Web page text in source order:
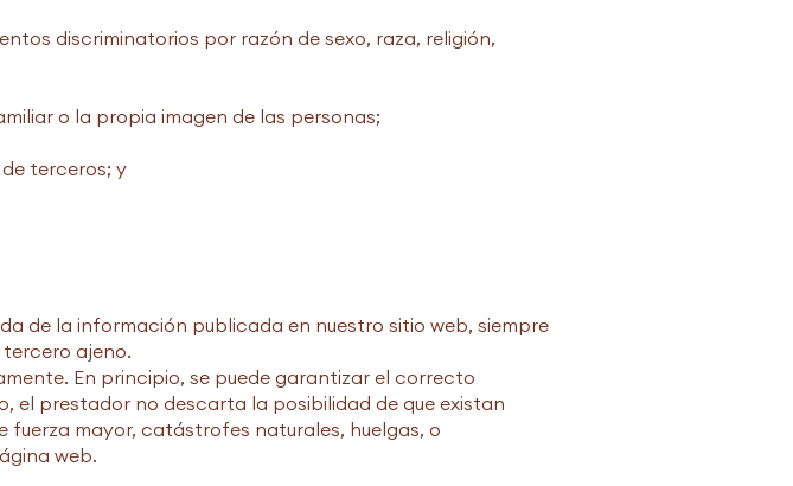
discriminatorios por razón de sexo, raza, religión,
o la propia imagen de las personas;
terceros; y
de la información publicada en nuestro sitio web, siempre
ajeno.
En principio, se puede garantizar el correcto
el prestador no descarta la posibilidad de que existan
fuerza mayor, catástrofes naturales, huelgas, o
web.